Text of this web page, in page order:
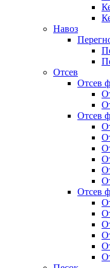
Навоз
Отсев
Отсев
Отсев
Отсев